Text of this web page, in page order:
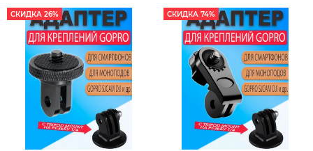
СКИДКА 26% СКИДКА 74%